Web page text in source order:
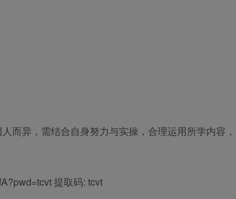
而异，需结合自身努力与实操，合理运用所学内容，
提取码: tcvt